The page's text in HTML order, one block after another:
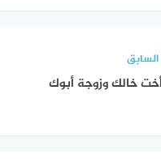
السابق
خالك وزوجة أبوك